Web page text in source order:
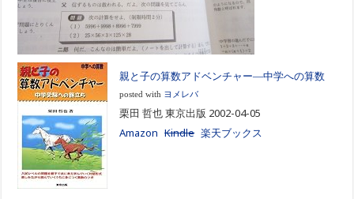
親と子の算数アドベンチャー―中学への算数
posted with ヨメレバ
栗田 哲也 東京出版 2002-04-05
Amazon Kindle 楽天ブックス